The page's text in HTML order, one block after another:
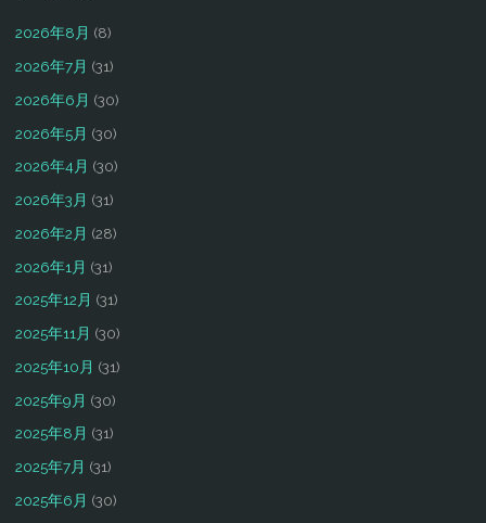
2026年8月 (8)
2026年7月 (31)
2026年6月 (30)
2026年5月 (30)
2026年4月 (30)
2026年3月 (31)
2026年2月 (28)
2026年1月 (31)
2025年12月 (31)
2025年11月 (30)
2025年10月 (31)
2025年9月 (30)
2025年8月 (31)
2025年7月 (31)
2025年6月 (30)